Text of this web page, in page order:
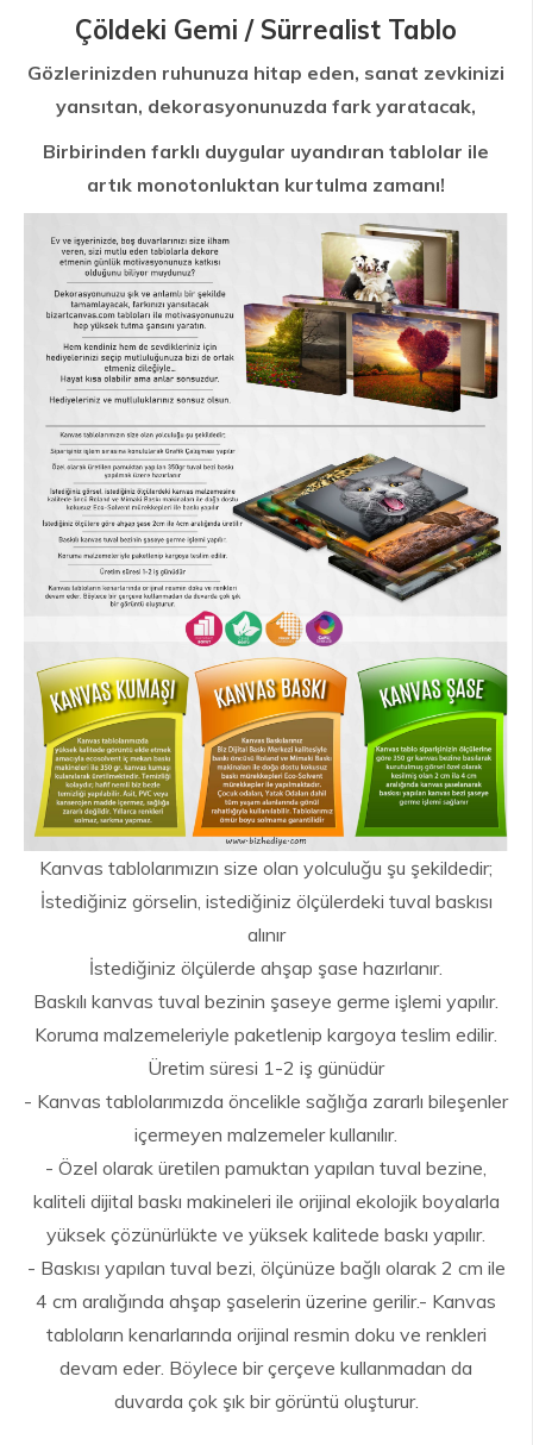
Çöldeki Gemi / Sürrealist Tablo
Gözlerinizden ruhunuza hitap eden, sanat zevkinizi
yansıtan, dekorasyonunuzda fark yaratacak,
Birbirinden farklı duygular uyandıran tablolar ile
artık monotonluktan kurtulma zamanı!
Kanvas tablolarımızın size olan yolculuğu şu şekildedir;
İstediğiniz görselin, istediğiniz ölçülerdeki tuval baskısı
alınır
İstediğiniz ölçülerde ahşap şase hazırlanır.
Baskılı kanvas tuval bezinin şaseye germe işlemi yapılır.
Koruma malzemeleriyle paketlenip kargoya teslim edilir.
Üretim süresi 1-2 iş günüdür
- Kanvas tablolarımızda öncelikle sağlığa zararlı bileşenler
içermeyen malzemeler kullanılır.
- Özel olarak üretilen pamuktan yapılan tuval bezine,
kaliteli dijital baskı makineleri ile orijinal ekolojik boyalarla
yüksek çözünürlükte ve yüksek kalitede baskı yapılır.
- Baskısı yapılan tuval bezi, ölçünüze bağlı olarak 2 cm ile
4 cm aralığında ahşap şaselerin üzerine gerilir.- Kanvas
tabloların kenarlarında orijinal resmin doku ve renkleri
devam eder. Böylece bir çerçeve kullanmadan da
duvarda çok şık bir görüntü oluşturur.